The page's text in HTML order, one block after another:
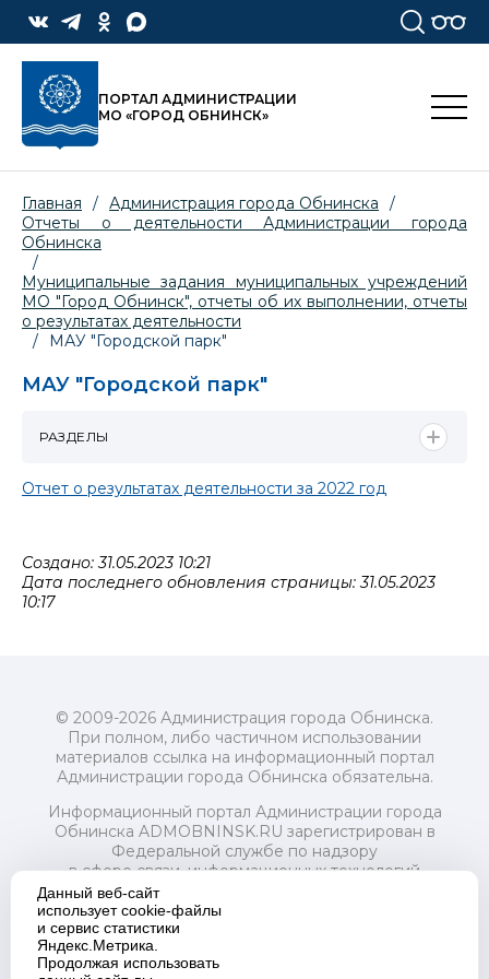
ПОРТАЛ АДМИНИСТРАЦИИ
МО «ГОРОД ОБНИНСК»
Главная / Администрация города Обнинска
/
Отчеты о деятельности Администрации города
Обнинска
/
Муниципальные задания муниципальных учреждений
МО "Город Обнинск", отчеты об их выполнении, отчеты
о результатах деятельности
/
МАУ "Городской парк"
МАУ "Городской парк"
Отчет о результатах деятельноcти за 2022 год
Создано: 31.05.2023 10:21
Дата последнего обновления страницы: 31.05.2023
10:17
РАЗДЕЛЫ
© 2009-2026 Администрация города Обнинска.
При полном, либо частичном использовании
материалов ссылка на информационный портал
Администрации города Обнинска обязательна.
Информационный портал Администрации города
Обнинска ADMOBNINSK.RU зарегистрирован в
Федеральной службе по надзору
в сфере связи, информационных технологий
и массовых коммуникаций (Роскомнадзор) 24 июля
2018 года.
Свидетельство о регистрации Эл № ФС77-73321
Учредитель: Администрация (исполнительно-
Данный веб-сайт
использует cookie-файлы
и сервис статистики
Яндекс.Метрика.
Продолжая использовать